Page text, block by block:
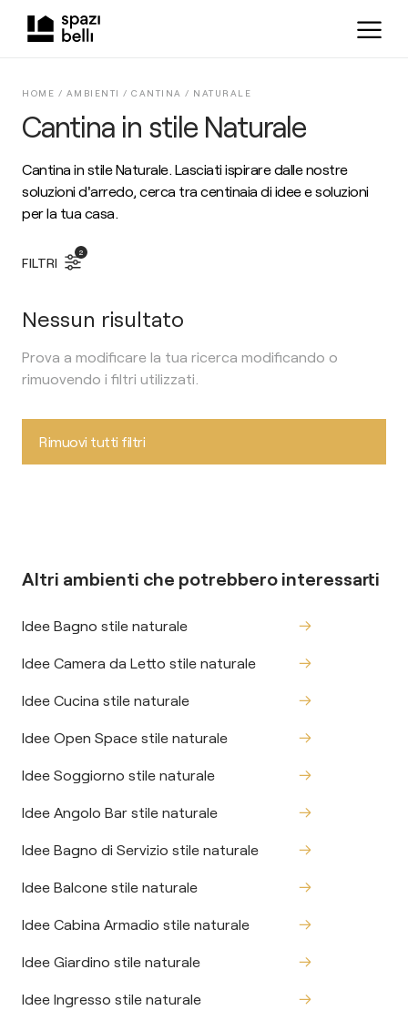
Cantina in stile Naturale
HOME / AMBIENTI / CANTINA / NATURALE
Cantina in stile Naturale. Lasciati ispirare dalle nostre
soluzioni d'arredo, cerca tra centinaia di idee e soluzioni
per la tua casa.
FILTRI
2
Nessun risultato
Prova a modificare la tua ricerca modificando o
rimuovendo i filtri utilizzati.
Rimuovi tutti filtri
Altri ambienti che potrebbero interessarti
Idee Bagno stile naturale
Idee Camera da Letto stile naturale
Idee Cucina stile naturale
Idee Open Space stile naturale
Idee Soggiorno stile naturale
Idee Angolo Bar stile naturale
Idee Bagno di Servizio stile naturale
Idee Balcone stile naturale
Idee Cabina Armadio stile naturale
Idee Giardino stile naturale
Idee Ingresso stile naturale